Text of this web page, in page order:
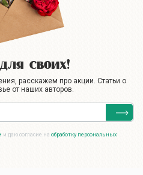
своих!
расскажем про акции. Статьи о
от наших авторов.
и даю согласие на обработку персональных